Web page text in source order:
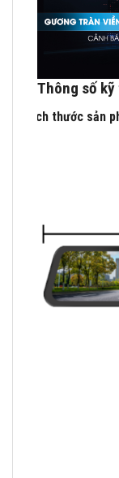
Thông số
Kích thước sản